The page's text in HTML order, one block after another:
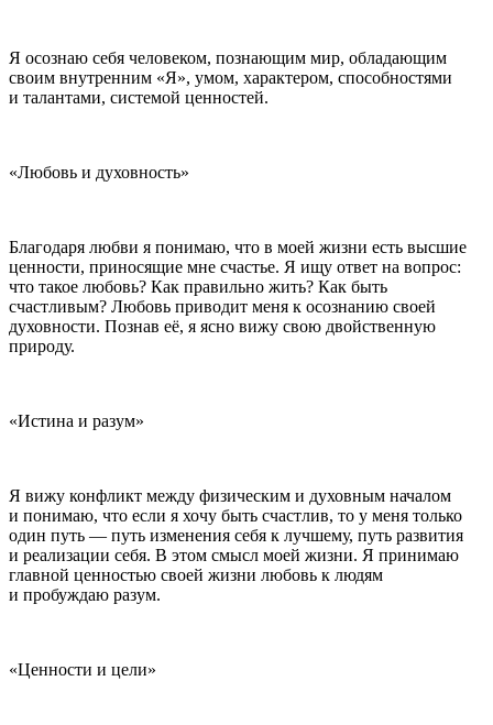
Я осознаю себя человеком, познающим мир, обладающим
своим внутренним «Я», умом, характером, способностями
и талантами, системой ценностей.
«Любовь и духовность»
Благодаря любви я понимаю, что в моей жизни есть высшие
ценности, приносящие мне счастье. Я ищу ответ на вопрос:
что такое любовь? Как правильно жить? Как быть
счастливым? Любовь приводит меня к осознанию своей
духовности. Познав её, я ясно вижу свою двойственную
природу.
«Истина и разум»
Я вижу конфликт между физическим и духовным началом
и понимаю, что если я хочу быть счастлив, то у меня только
один путь — путь изменения себя к лучшему, путь развития
и реализации себя. В этом смысл моей жизни. Я принимаю
главной ценностью своей жизни любовь к людям
и пробуждаю разум.
«Ценности и цели»